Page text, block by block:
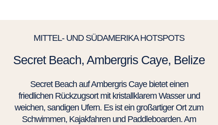
MITTEL- UND SÜDAMERIKA HOTSPOTS
Secret Beach, Ambergris Caye, Belize
Secret Beach auf Ambergris Caye bietet einen
friedlichen Rückzugsort mit kristallklarem Wasser und
weichen, sandigen Ufern. Es ist ein großartiger Ort zum
Schwimmen, Kajakfahren und Paddleboarden. Am